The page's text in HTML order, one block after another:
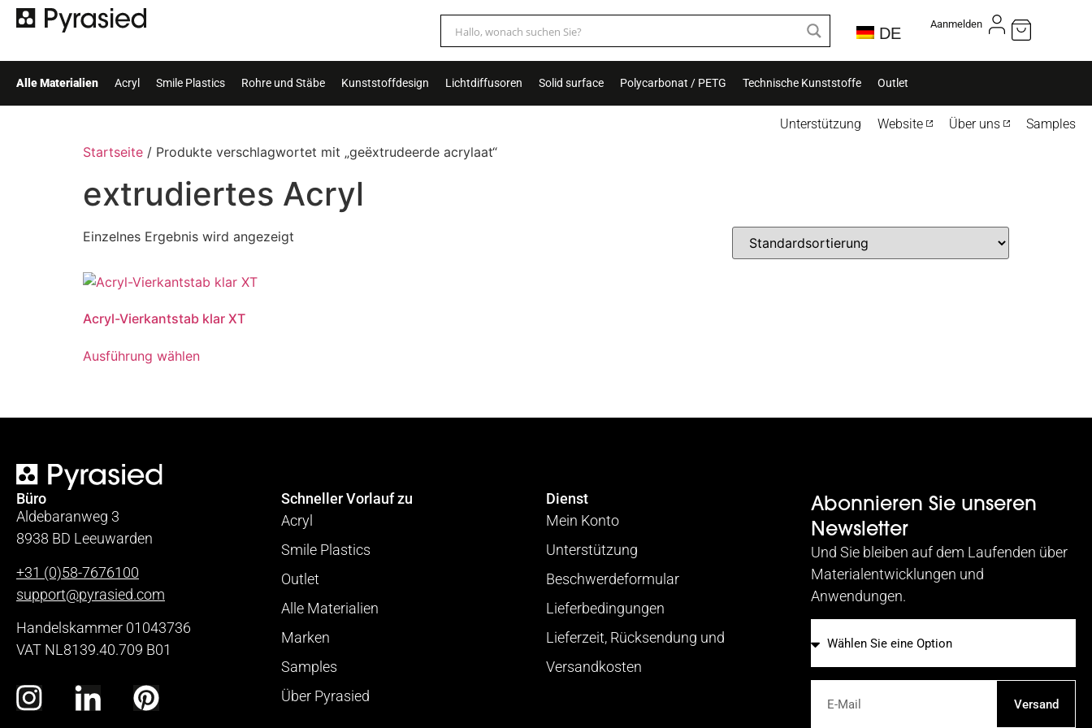
DE
Aanmelden
Alle Materialien Acryl Smile Plastics Rohre und Stäbe Kunststoffdesign Lichtdiffusoren Solid surface Polycarbonat / PETG Technische Kunststoffe Outlet
Unterstützung Website Über uns Samples
Startseite / Produkte verschlagwortet mit „geëxtrudeerde acrylaat“
extrudiertes Acryl
Einzelnes Ergebnis wird angezeigt
Acryl-Vierkantstab klar XT
Ausführung wählen
Büro
Aldebaranweg 3
8938 BD Leeuwarden
+31 (0)58-7676100
support@pyrasied.com
Handelskammer 01043736
VAT NL8139.40.709 B01
Schneller Vorlauf zu
Acryl
Smile Plastics
Outlet
Alle Materialien
Marken
Samples
Über Pyrasied
Dienst
Mein Konto
Unterstützung
Beschwerdeformular
Lieferbedingungen
Lieferzeit, Rücksendung und
Versandkosten
Abonnieren Sie unseren
Newsletter
Und Sie bleiben auf dem Laufenden über
Materialentwicklungen und
Anwendungen.
E-Mail
Versand